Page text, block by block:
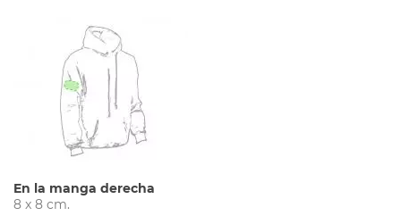
En la manga derecha
8 x 8 cm.